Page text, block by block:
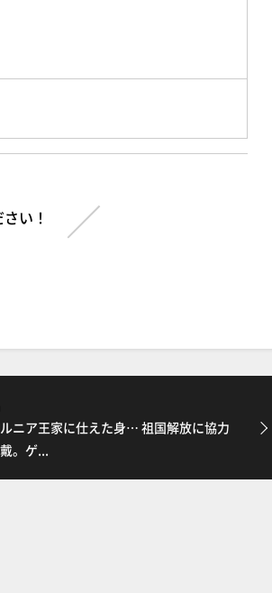
い！
ニア王家に仕えた身… 祖国解放に協力
。ゲ...